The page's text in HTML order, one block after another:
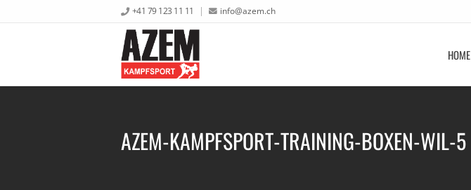
+41 79 123 11 11 info@azem.ch
HOME
AZEM-KAMPFSPORT-TRAINING-BOXEN-WIL-5